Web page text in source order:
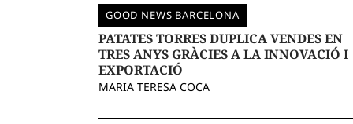
GOOD NEWS BARCELONA
PATATES TORRES DUPLICA VENDES EN
TRES ANYS GRÀCIES A LA INNOVACIÓ I
EXPORTACIÓ
MARIA TERESA COCA